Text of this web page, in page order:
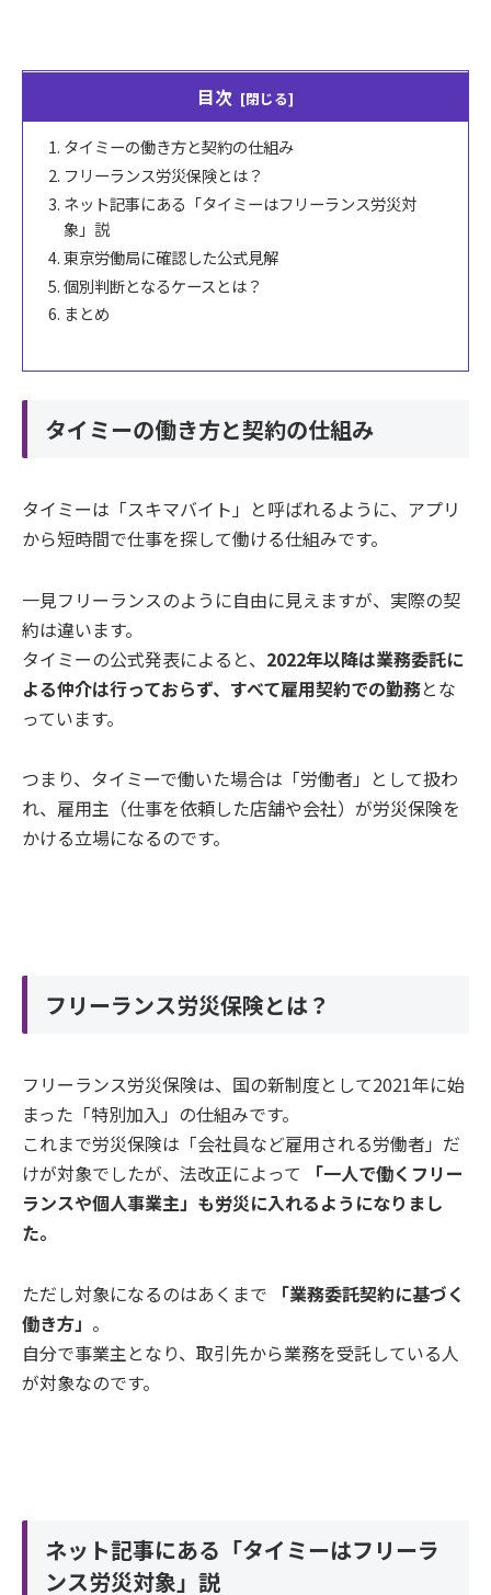
目次
タイミーの働き方と契約の仕組み
フリーランス労災保険とは？
ネット記事にある「タイミーはフリーランス労災対
象」説
東京労働局に確認した公式見解
個別判断となるケースとは？
まとめ
タイミーの働き方と契約の仕組み
タイミーは「スキマバイト」と呼ばれるように、アプリ
から短時間で仕事を探して働ける仕組みです。
一見フリーランスのように自由に見えますが、実際の契
約は違います。
タイミーの公式発表によると、 2022年以降は業務委託に
よる仲介は行っておらず、すべて雇用契約での勤務とな
っています。
つまり、タイミーで働いた場合は「労働者」として扱わ
れ、雇用主（仕事を依頼した店舗や会社）が労災保険を
かける立場になるのです。
フリーランス労災保険とは？
フリーランス労災保険は、国の新制度として2021年に始
まった「特別加入」の仕組みです。
これまで労災保険は「会社員など雇用される労働者」だ
けが対象でしたが、法改正によって
「一人で働くフリー
ランスや個人事業主」も労災に入れるようになりまし
た。
ただし対象になるのはあくまで
「業務委託契約に基づく
働き方」 。
自分で事業主となり、取引先から業務を受託している人
が対象なのです。
ネット記事にある「タイミーはフリーラ
ンス労災対象」説